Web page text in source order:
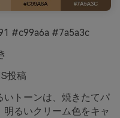
#c99a6a #7a5a3c
投稿
トーンは、焼きたてパ
るいクリーム色をキャ